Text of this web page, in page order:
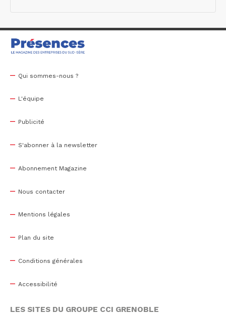
Qui sommes-nous ?
L'équipe
Publicité
S'abonner à la newsletter
Abonnement Magazine
Nous contacter
Mentions légales
Plan du site
Conditions générales
Accessibilité
LES SITES DU GROUPE CCI GRENOBLE